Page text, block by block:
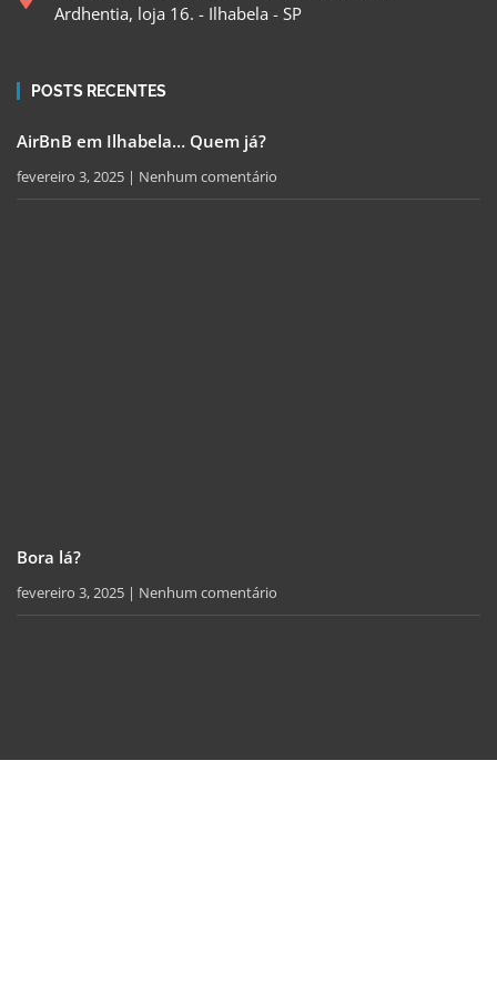
Ardhentia, loja 16. - Ilhabela - SP
POSTS RECENTES
AirBnB em Ilhabela… Quem já?
fevereiro 3, 2025 Nenhum comentário
Bora lá?
fevereiro 3, 2025 Nenhum comentário